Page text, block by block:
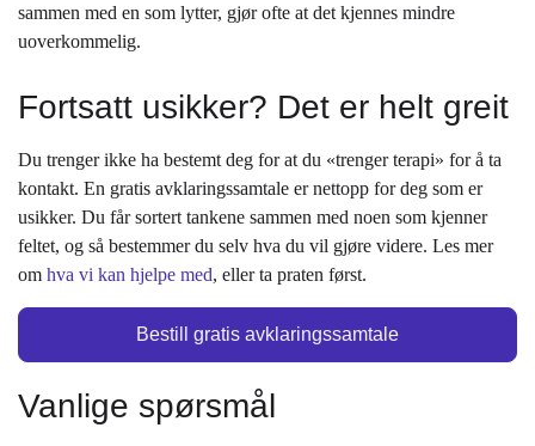
sammen med en som lytter, gjør ofte at det kjennes mindre
uoverkommelig.
Fortsatt usikker? Det er helt greit
Du trenger ikke ha bestemt deg for at du «trenger terapi» for å ta
kontakt. En gratis avklaringssamtale er nettopp for deg som er
usikker. Du får sortert tankene sammen med noen som kjenner
feltet, og så bestemmer du selv hva du vil gjøre videre. Les mer
om hva vi kan hjelpe med, eller ta praten først.
Bestill gratis avklaringssamtale
Vanlige spørsmål